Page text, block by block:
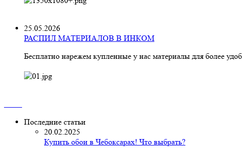
25.05.2026
РАСПИЛ МАТЕРИАЛОВ В ИНКОМ
Бесплатно нарежем купленные у нас материалы для более
Последние статьи
20.02.2025
Купить обои в Чебоксарах! Что выбрать?